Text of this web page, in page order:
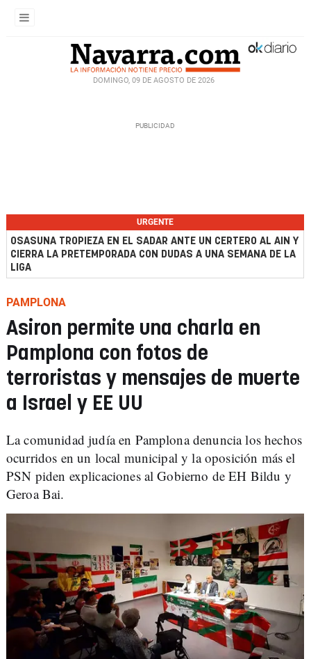
DOMINGO, 09 DE AGOSTO DE 2026
URGENTE
OSASUNA TROPIEZA EN EL SADAR ANTE UN CERTERO AL AIN Y
CIERRA LA PRETEMPORADA CON DUDAS A UNA SEMANA DE LA
LIGA
PAMPLONA
Asiron permite una charla en
Pamplona con fotos de
terroristas y mensajes de muerte
a Israel y EE UU
La comunidad judía en Pamplona denuncia los hechos
ocurridos en un local municipal y la oposición más el
PSN piden explicaciones al Gobierno de EH Bildu y
Geroa Bai.